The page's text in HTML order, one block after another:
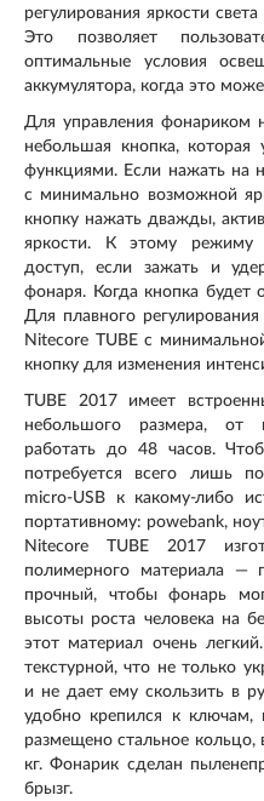
регулирования яркости
Это позволяет
оптимальные условия
аккумулятора, когда это
Для управления фонариком
небольшая кнопка, которая
функциями. Если нажать на
с минимально возможной
кнопку нажать дважды,
яркости. К этому режиму
доступ, если зажать и
фонаря. Когда кнопка будет
Для плавного
Nitecore TUBE с
кнопку для изменения
TUBE 2017 имеет
небольшого размера, от
работать до 48 часов.
потребуется всего лишь
micro-USB к какому-либо
портативному: powebank,
Nitecore TUBE 2017
полимерного материала —
прочный, чтобы фонарь
высоты роста человека на
этот материал очень
текстурной, что не только
и не дает ему скользить в
удобно крепился к ключам,
размещено стальное
кг. Фонарик сделан
брызг.